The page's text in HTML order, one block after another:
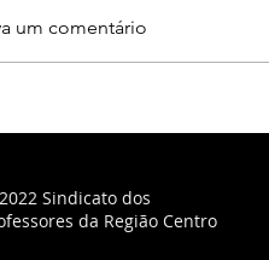
um comentário
Sindicato dos
da Região Centro